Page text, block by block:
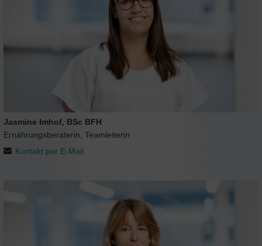
Jasmine Imhof, BSc BFH
Ernährungsberaterin, Teamleiterin
Kontakt per E-Mail